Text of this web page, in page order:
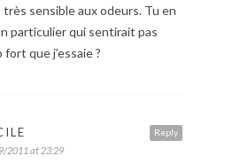
très sensible aux odeurs. Tu en
particulier qui sentirait pas
que j’essaie ?
Reply
2011 at 23:29